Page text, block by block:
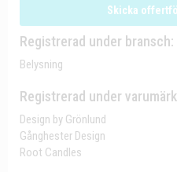
Skicka
Registrerad under bransch:
Belysning
Registrerad under
Design by Grönlund
Gånghester Design
Root Candles